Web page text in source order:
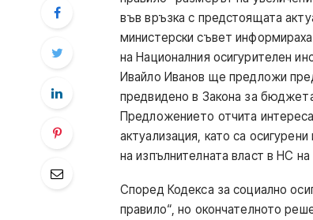
във връзка с предстоящата
министерски съвет
на Националния осигурителен
Ивайло Иванов ще предложи
предвидено в Закона за
Предложението отчита
актуализация, като са
на изпълнителната власт в НС
Според Кодекса за социално
правило“, но окончателното